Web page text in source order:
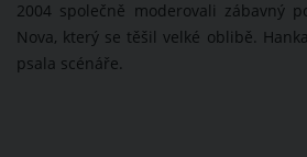
2004 společně moderovali zábavný
Nova, který se těšil velké oblibě.
psala scénáře.